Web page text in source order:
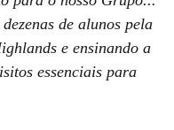
de alunos pela
e ensinando a
essenciais para